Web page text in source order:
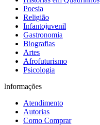
Poesia
Religião
Infantojuvenil
Gastronomia
Biografias
Artes
Afrofuturismo
Psicologia
Informações
Atendimento
Autorias
Como Comprar